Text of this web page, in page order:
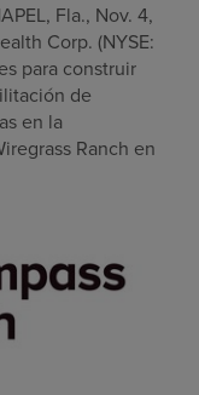
Fla., Nov. 4,
Corp. (NYSE:
para construir
de
en la
Ranch en